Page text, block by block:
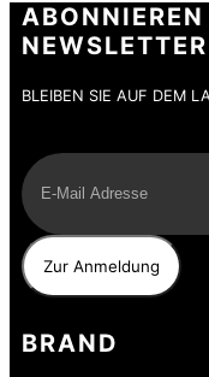
NEWSLETTER
BLEIBEN SIE AUF DEM
BRAND